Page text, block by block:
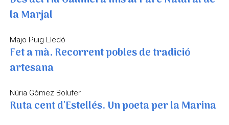
la Marjal
Majo Puig Lledó
Fet a mà. Recorrent pobles de tradició
artesana
Núria Gómez Bolufer
Ruta cent d'Estellés. Un poeta per la Marina